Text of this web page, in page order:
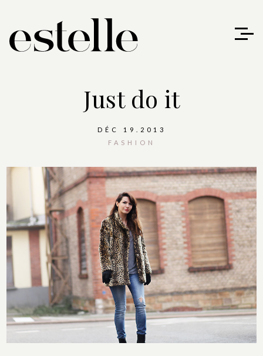
Just do it
DÉC 19.2013
FASHION